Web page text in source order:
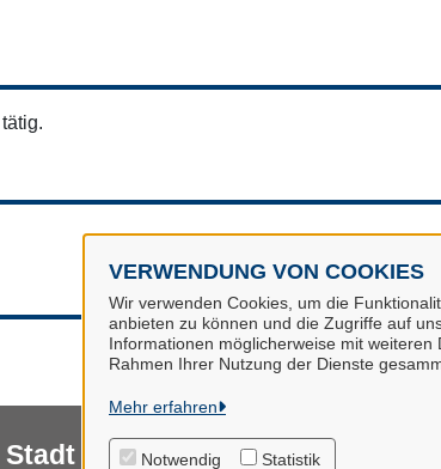
VERWENDUNG VON COOKIES
Wir verwenden Cookies, um die
anbieten zu können und die Zugriffe auf
Informationen möglicherweise mit
Rahmen Ihrer Nutzung der Dienste
Mehr erfahren
Notwendig Statistik
tätig.
Stadt Buchholz i.d.N.